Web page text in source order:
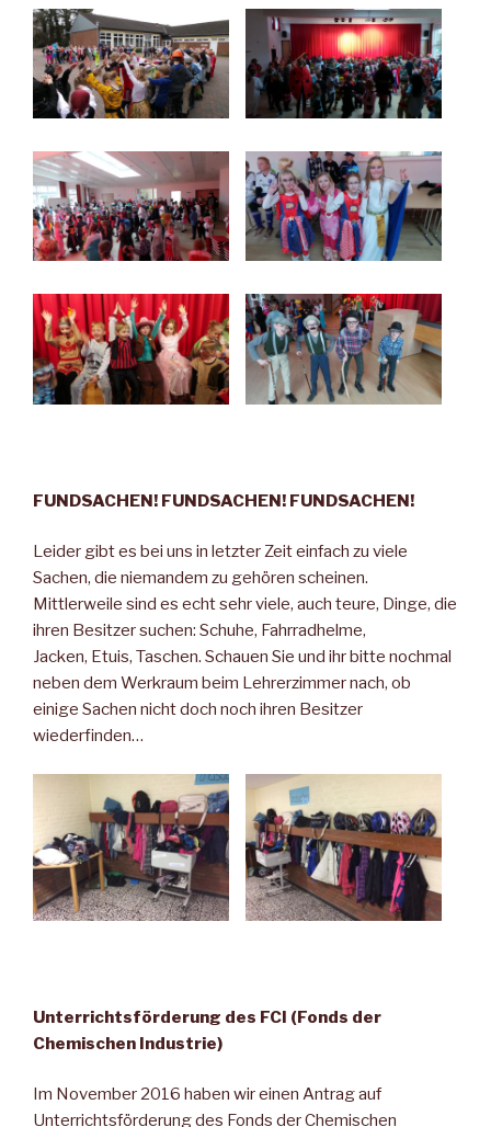
FUNDSACHEN! FUNDSACHEN! FUNDSACHEN!
Leider gibt es bei uns in letzter Zeit einfach zu viele
Sachen, die niemandem zu gehören scheinen.
Mittlerweile sind es echt sehr viele, auch teure, Dinge, die
ihren Besitzer suchen: Schuhe, Fahrradhelme,
Jacken, Etuis, Taschen. Schauen Sie und ihr bitte nochmal
neben dem Werkraum beim Lehrerzimmer nach, ob
einige Sachen nicht doch noch ihren Besitzer
wiederfinden…
Unterrichtsförderung des FCI (Fonds der
Chemischen Industrie)
Im November 2016 haben wir einen Antrag auf
Unterrichtsförderung des Fonds der Chemischen